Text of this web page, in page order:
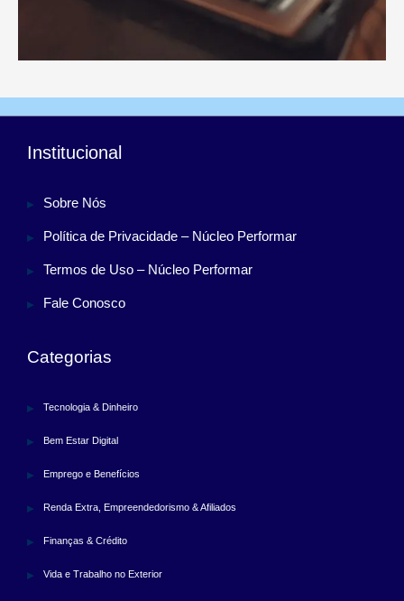
Institucional
Sobre Nós
Política de Privacidade – Núcleo Performar
Termos de Uso – Núcleo Performar
Fale Conosco
Categorias
Tecnologia & Dinheiro
Bem Estar Digital
Emprego e Benefícios
Renda Extra, Empreendedorismo & Afiliados
Finanças & Crédito
Vida e Trabalho no Exterior